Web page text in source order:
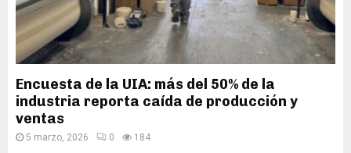
Encuesta de la UIA: más del 50% de la
industria reporta caída de producción y
ventas
5 marzo, 2026 0 184